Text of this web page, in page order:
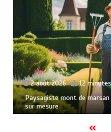
15 juillet 2026 12
Rognage des souches :
votre jardin